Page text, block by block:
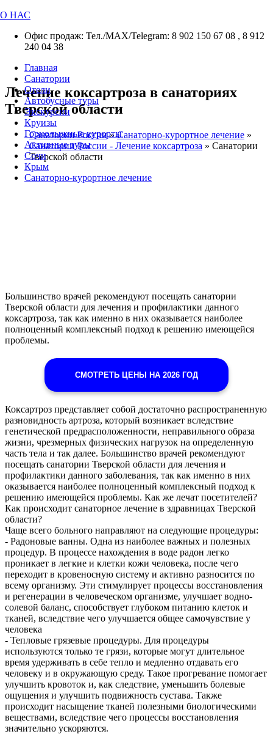
О НАС
Офис продаж: Тел./МАХ/Telegram: 8 902 150 67 08 , 8 912
240 04 38
Главная
Санатории
Отели
Автобусные туры
Экскурсии
Круизы
Горнолыжные курорты
Активные туры
Сочи
Крым
Санаторно-курортное лечение
Лечение коксартроза в санаториях
Тверской области
Санатории России»Санаторно-курортное лечение »
Санатории России - Лечение коксартроза » Санатории
Тверской области
Большинство врачей рекомендуют посещать санатории
Тверской области для лечения и профилактики данного
коксартроза, так как именно в них оказывается наиболее
полноценный комплексный подход к решению имеющейся
проблемы.
СМОТРЕТЬ ЦЕНЫ НА 2026 ГОД
Коксартроз представляет собой достаточно распространенную
разновидность артроза, который возникает вследствие
генетической предрасположенности, неправильного образа
жизни, чрезмерных физических нагрузок на определенную
часть тела и так далее. Большинство врачей рекомендуют
посещать санатории Тверской области для лечения и
профилактики данного заболевания, так как именно в них
оказывается наиболее полноценный комплексный подход к
решению имеющейся проблемы. Как же лечат посетителей?
Как происходит санаторное лечение в здравницах Тверской
области?
Чаще всего больного направляют на следующие процедуры:
- Радоновые ванны. Одна из наиболее важных и полезных
процедур. В процессе нахождения в воде радон легко
проникает в легкие и клетки кожи человека, после чего
переходит в кровеносную систему и активно разносится по
всему организму. Эти стимулирует процессы восстановления
и регенерации в человеческом организме, улучшает водно-
солевой баланс, способствует глубоком питанию клеток и
тканей, вследствие чего улучшается общее самочувствие у
человека
- Тепловые грязевые процедуры. Для процедуры
используются только те грязи, которые могут длительное
время удерживать в себе тепло и медленно отдавать его
человеку и в окружающую среду. Такое прогревание помогает
улучшить кровоток и, как следствие, уменьшить болевые
ощущения и улучшить подвижность сустава. Также
происходит насыщение тканей полезными биологическими
веществами, вследствие чего процессы восстановления
значительно ускоряются.